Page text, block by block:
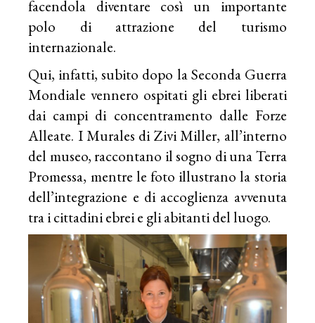
facendola diventare così un importante
polo di attrazione del turismo
internazionale.
Qui, infatti, subito dopo la Seconda Guerra
Mondiale vennero ospitati gli ebrei liberati
dai campi di concentramento dalle Forze
Alleate. I Murales di Zivi Miller, all’interno
del museo, raccontano il sogno di una Terra
Promessa, mentre le foto illustrano la storia
dell’integrazione e di accoglienza avvenuta
tra i cittadini ebrei e gli abitanti del luogo.